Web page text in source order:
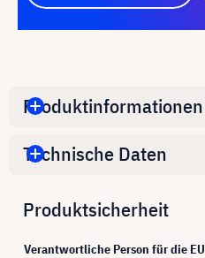
Produktinformationen
Technische Daten
Produktsicherheit
Verantwortliche Person für die EU